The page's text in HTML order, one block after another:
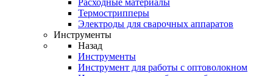
Расходные материалы
Термострипперы
Электроды для сварочных аппаратов
Инструменты
Назад
Инструменты
Инструмент для работы с оптоволокном